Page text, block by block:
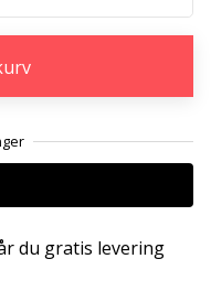
du gratis levering